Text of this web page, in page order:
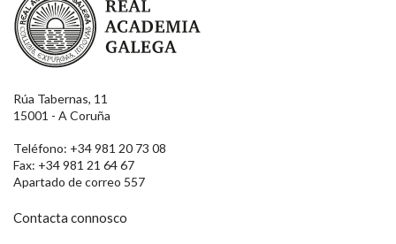
Rúa Tabernas, 11
15001 - A Coruña
Teléfono: +34 981 20 73 08
Fax: +34 981 21 64 67
Apartado de correo 557
Contacta connosco